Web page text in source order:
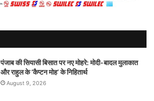
पंजाब की सियासी बिसात पर नए मोहरे: मोदी-बादल मुलाकात
और राहुल के ‘कैप्टन मोह’ के निहितार्थ
August 9, 2026